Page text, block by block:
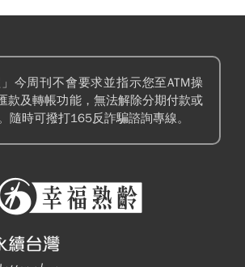
」今周刊不會要求並指示您至ATM操
款及轉帳功能，無法解除分期付款或
隨時可撥打165反詐騙諮詢專線。